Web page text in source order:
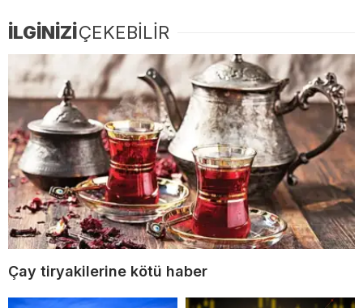
İLGİNİZİÇEKEBİLİR
Çay tiryakilerine kötü haber